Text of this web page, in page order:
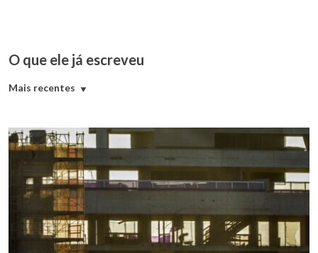
O que ele já escreveu
Mais recentes